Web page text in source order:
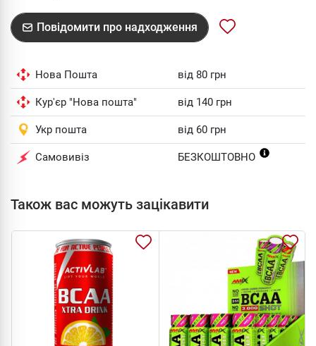
Повідомити про надходження
Нова Пошта від 80 грн
Кур'єр "Нова пошта" від 140 грн
Укр пошта від 60 грн
Самовивіз БЕЗКОШТОВНО
Також вас можуть зацікавити